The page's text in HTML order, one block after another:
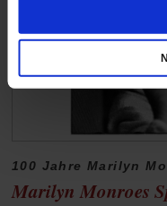
100 Jahre Marilyn
Marilyn Monroes